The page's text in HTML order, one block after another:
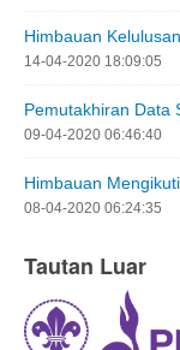
Himbauan
14-04-2020 18:09:05
Pemutakhiran Data
09-04-2020 06:46:40
Himbauan
08-04-2020 06:24:35
Tautan Luar